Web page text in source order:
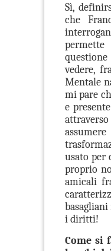
Sì,
che
vedere,
Mentale
mi pare
e
usato per
proprio
amicali
i diritti!
Come si